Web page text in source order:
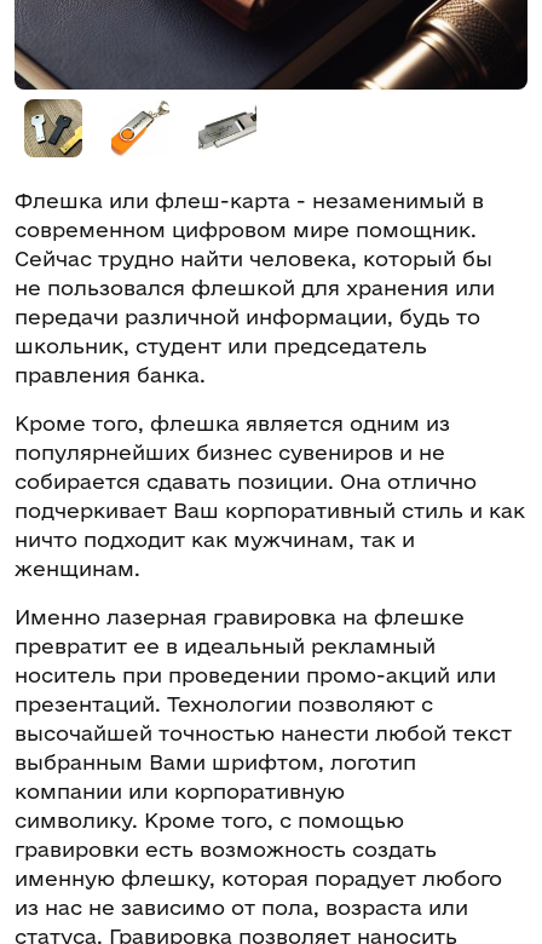
Флешка или флеш-карта - незаменимый в
современном цифровом мире помощник.
Сейчас трудно найти человека, который бы
не пользовался флешкой для хранения или
передачи различной информации, будь то
школьник, студент или председатель
правления банка.
Кроме того, флешка является одним из
популярнейших бизнес сувениров и не
собирается сдавать позиции. Она отлично
подчеркивает Ваш корпоративный стиль и как
ничто подходит как мужчинам, так и
женщинам.
Именно лазерная гравировка на флешке
превратит ее в идеальный рекламный
носитель при проведении промо-акций или
презентаций. Технологии позволяют с
высочайшей точностью нанести любой текст
выбранным Вами шрифтом, логотип
компании или корпоративную
символику. Кроме того, с помощью
гравировки есть возможность создать
именную флешку, которая порадует любого
из нас не зависимо от пола, возраста или
статуса. Гравировка позволяет наносить